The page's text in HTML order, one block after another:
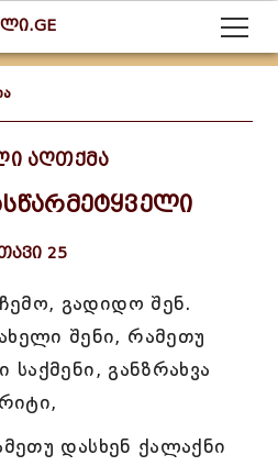
აღთქმა
25
გადიდო შენ.
შენი, რამეთუ
საქმენი, განზრახვა
დასხენ ქალაქნი